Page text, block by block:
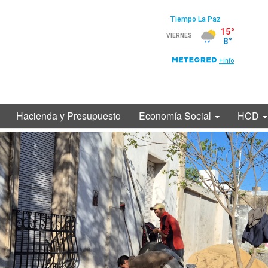
Hacienda y Presupuesto Economía Social HCD